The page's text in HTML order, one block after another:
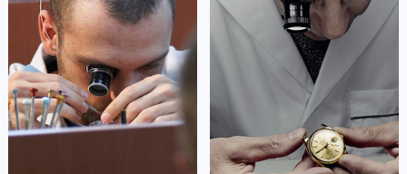
资深萧邦技师
是成都武侯区萧邦售后服务中心
(萧邦维修保养中心)
的高级技师之一
Chengdu Chopard Maintain
center
资深萧邦技师
是成都成华区萧邦售后服务中心
(萧邦维修保养中心)
的高级技师之一
Chengdu Chopard Maintain
 成都成华区萧邦维修